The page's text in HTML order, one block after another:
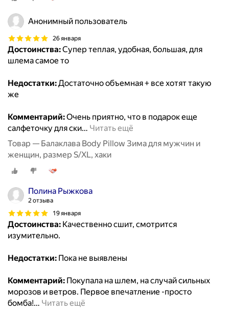
Анонимный пользователь
26 января
Достоинства:Супер теплая, удобная, большая, для
шлема самое то
Недостатки:Достаточно объемная + все хотят такую
же
Комментарий:Очень приятно, что в подарок еще
салфеточку для ски… Читать ещё
Товар — Балаклава Body Pillow Зима для мужчин и
женщин, размер S/XL, хаки
Полина Рыжкова
2 отзыва
19 января
Достоинства: Качественно сшит, смотрится
изумительно.
Недостатки: Пока не выявлены
Комментарий: Покупала на шлем, на случай сильных
морозов и ветров. Первое впечатление -просто
бомба!… Читать ещё